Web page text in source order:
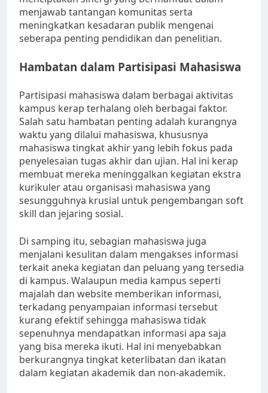
menjawab tantangan komunitas serta
meningkatkan kesadaran publik mengenai
seberapa penting pendidikan dan penelitian.
Hambatan dalam Partisipasi Mahasiswa
Partisipasi mahasiswa dalam berbagai aktivitas
kampus kerap terhalang oleh berbagai faktor.
Salah satu hambatan penting adalah kurangnya
waktu yang dilalui mahasiswa, khususnya
mahasiswa tingkat akhir yang lebih fokus pada
penyelesaian tugas akhir dan ujian. Hal ini kerap
membuat mereka meninggalkan kegiatan ekstra
kurikuler atau organisasi mahasiswa yang
sesungguhnya krusial untuk pengembangan soft
skill dan jejaring sosial.
Di samping itu, sebagian mahasiswa juga
menjalani kesulitan dalam mengakses informasi
terkait aneka kegiatan dan peluang yang tersedia
di kampus. Walaupun media kampus seperti
majalah dan website memberikan informasi,
terkadang penyampaian informasi tersebut
kurang efektif sehingga mahasiswa tidak
sepenuhnya mendapatkan informasi apa saja
yang bisa mereka ikuti. Hal ini menyebabkan
berkurangnya tingkat keterlibatan dan ikatan
dalam kegiatan akademik dan non-akademik.